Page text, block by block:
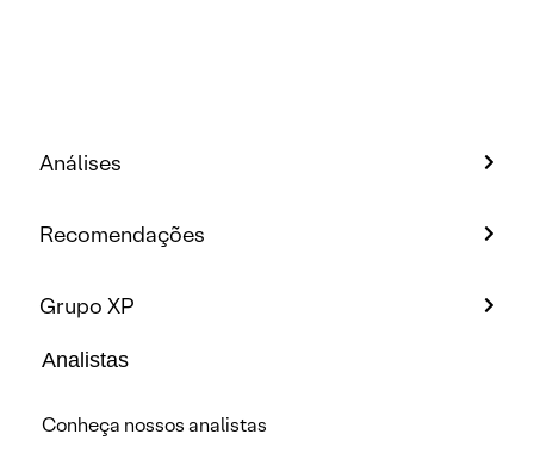
Análises
Recomendações
Grupo XP
Analistas
Conheça nossos analistas